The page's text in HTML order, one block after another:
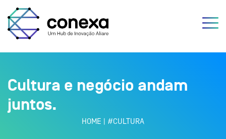
Cultura e negócio andam
juntos.
HOME | #CULTURA